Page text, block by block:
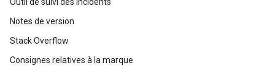
Notes de version
Stack Overflow
Consignes relatives à la marque